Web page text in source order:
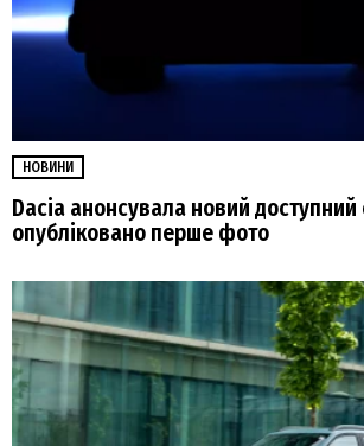
НОВИНИ
Dacia анонсувала новий доступний
опубліковано перше фото